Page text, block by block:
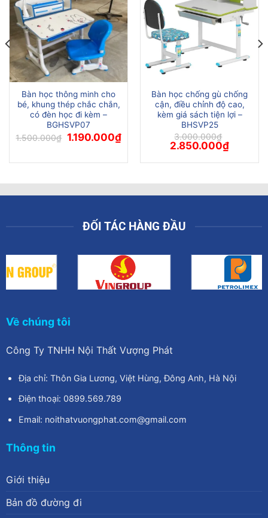
Bàn học thông minh cho
bé, khung thép chắc chắn,
có đèn học đi kèm –
BGHSVP07
1.500.000₫ Giá
gốc
1.500.000₫.
1.190.000₫Giá
hiện
là:
Bàn học chống gù chống
cận, điều chỉnh độ cao,
kèm giá sách tiện lợi –
BHSVP25
3.000.000₫
Giá
gốc
là:
2.850.000₫Giá
tại
ĐỐI TÁC HÀNG ĐẦU
Về chúng tôi
Công Ty TNHH Nội Thất Vượng Phát
Địa chỉ: Thôn Gia Lương, Việt Hùng, Đông Anh, Hà Nội
Điện thoại: 0899.569.789
Email: noithatvuongphat.com@gmail.com
Thông tin
Giới thiệu
Bản đồ đường đi